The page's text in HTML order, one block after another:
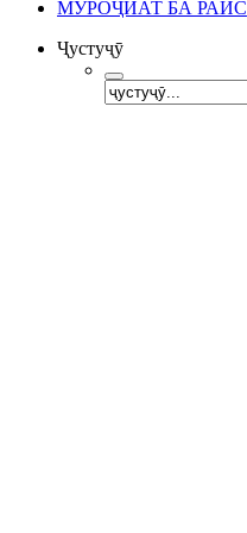
МУРОҶИАТ БА РАИС
Ҷустуҷӯ